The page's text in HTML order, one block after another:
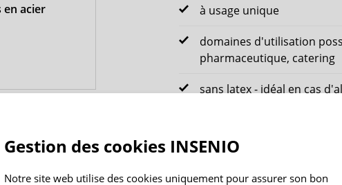
acier
à usage unique
domaines d'utilisation
pharmaceutique, catering
sans latex - idéal en cas
Gestion des cookies INSENIO
Notre site web utilise des cookies uniquement pour assurer son bon